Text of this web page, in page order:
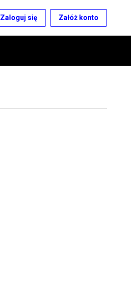
Zaloguj się Załóż konto